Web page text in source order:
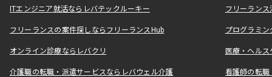
ITエンジニア就活ならレバテックルーキー フリーラン
フリーランスの案件探しならフリーランスHub プログラミ
オンライン診療ならレバクリ 医療・ヘル
介護職の転職・派遣サービスならレバウェル介護 看護師の転